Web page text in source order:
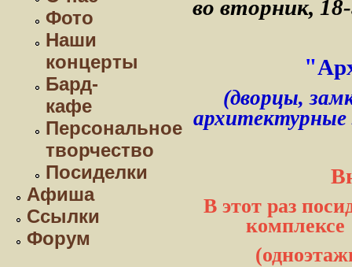
Фото
Наши
концерты
Бард-
кафе
Персональное
творчество
Посиделки
Афиша
Ссылки
Форум
во вторник,
"
(дворцы,
В этот раз